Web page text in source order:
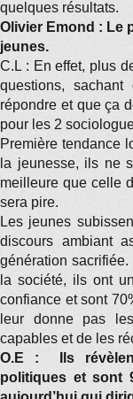
quelques résultats.
Olivier Emond : Le
jeunes.
C.L : En effet, plus
questions,
répondre et que ça
pour les 2
Première tendance
la jeunesse, ils ne
meilleure que celle
sera pire.
Les jeunes
discours ambiant
génération
la société, ils ont
confiance et sont
leur donne pas
capables et de les
O.E : Ils
politiques et sont